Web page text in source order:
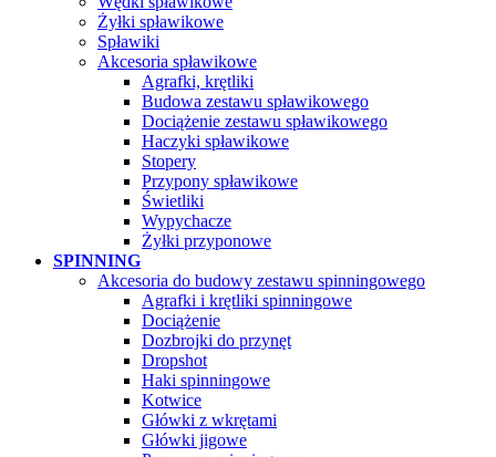
Żyłki spławikowe
Spławiki
Akcesoria spławikowe
Agrafki, krętliki
Budowa zestawu spławikowego
Dociążenie zestawu spławikowego
Haczyki spławikowe
Stopery
Przypony spławikowe
Świetliki
Wypychacze
Żyłki przyponowe
SPINNING
Akcesoria do budowy zestawu spinningowego
Agrafki i krętliki spinningowe
Dociążenie
Dozbrojki do przynęt
Dropshot
Haki spinningowe
Kotwice
Główki z wkrętami
Główki jigowe